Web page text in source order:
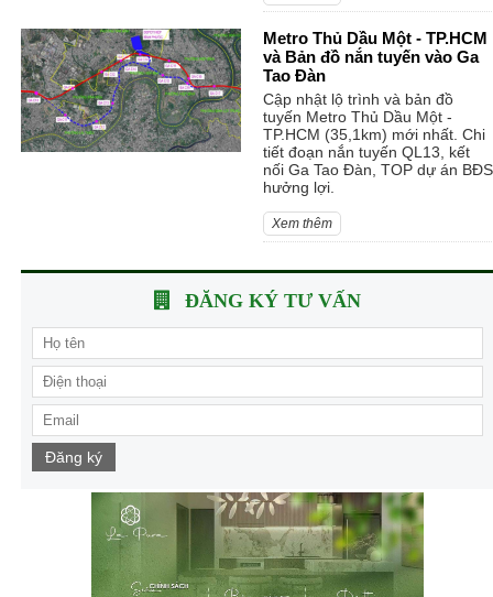
Metro Thủ Dầu Một - TP.HCM
và Bản đồ nắn tuyến vào Ga
Tao Đàn
Cập nhật lộ trình và bản đồ
tuyến Metro Thủ Dầu Một -
TP.HCM (35,1km) mới nhất. Chi
tiết đoạn nắn tuyến QL13, kết
nối Ga Tao Đàn, TOP dự án BĐS
hưởng lợi.
Xem thêm
ĐĂNG KÝ TƯ VẤN
Đăng ký